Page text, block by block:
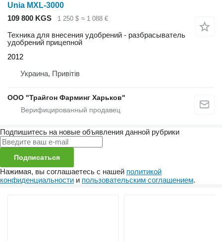
Unia MXL-3000
109 800 KGS
1 250 $ ≈ 1 088 €
Техника для внесения удобрений - разбрасыватель
удобрений прицепной
2012
Украина, Привітів
ООО "Трайгон Фарминг Харьков"
Подпишитесь на новые объявления данной рубрики
Подписаться
Нажимая, вы соглашаетесь с нашей политикой
конфиденциальности и пользовательским соглашением.